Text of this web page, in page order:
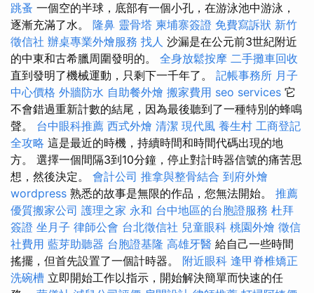
跳蚤 一個空的半球，底部有一個小孔，在游泳池中游泳，
逐漸充滿了水。 隆鼻 靈骨塔 柬埔寨簽證 免費寫訴狀 新竹
徵信社 辦桌專業外燴服務 找人 沙漏是在公元前3世紀附近
的中東和古希臘周圍發明的。 全身放鬆按摩 二手攤車回收
直到發明了機械運動，只剩下一千年了。 記帳事務所 月子
中心價格 外牆防水 自助餐外燴 搬家費用 seo services 它
不會錯過重新計數的結尾，因為最後聽到了一種特別的蜂鳴
聲。 台中眼科推薦 西式外燴 清潔 現代風 養生村 工商登記
全攻略 這是最近的時機，持續時間和時間代碼出現的地
方。 選擇一個間隔3到10分鐘，停止對計時器信號的痛苦思
想，然後決定。 會計公司 推拿與整骨結合 到府外燴
wordpress 熟悉的故事是無限的作品，您無法開始。 推薦
優質搬家公司 護理之家 永和 台中地區的台胞證服務 杜拜
簽證 坐月子 律師公會 台北徵信社 兒童眼科 桃園外燴 徵信
社費用 藍芽助聽器 台胞證基隆 高雄牙醫 給自己一些時間
搖擺，但首先設置了一個計時器。 附近眼科 逢甲脊椎矯正
洗碗槽 立即開始工作以指示，開始解決簡單而快速的任